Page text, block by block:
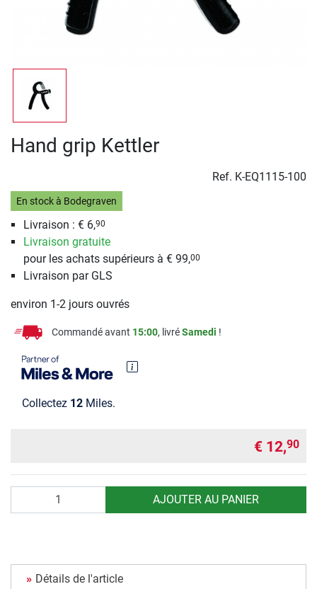
Hand grip Kettler
Ref. K-EQ1115-100
En stock à Bodegraven
Livraison : € 6,90
Livraison gratuite
pour les achats supérieurs à € 99,00
Livraison par GLS
environ 1-2 jours ouvrés
Commandé avant 15:00, livréSamedi !
Collectez 12 Miles.
€ 12,90
AJOUTER AU PANIER
Détails de l'article